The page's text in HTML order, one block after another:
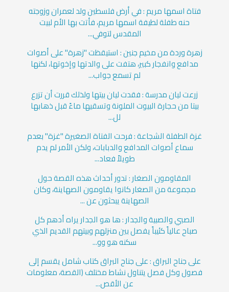
فتاة اسمها مريم : في أرض فلسطين ولد لعمران وزوجته
حنه طفلة لطيفة اسمها مريم، فأتت بها الأم لبيت
المقدس لتوفي...
زهرة وردة من مخيم جنين : استيقظت "زهرة" على أصوات
مدافع وانفجار كبير، هتفت على والدتها وإخوتها، لكنها
لم تسمع جواب...
زرعت ليان مدرسة : فقدت ليان بيتها ولذلك قررت أن تزرع
بيتا من حجارة البيوت الملونة وتسقيها ماءً قبل ذهابها
لل...
غزة الطفلة الشجاعة : فرحت الفتاة الصغيرة "غزة" بعدم
سماع أصوات المدافع والدبابات، ولكن الأمر لم يدم
طويلاً فعاد...
المقاومون الصغار : تدور أحداث هذه القصة حول
مجموعة من الصغار كانوا يقاومون الصهاينة، وكان
الصهاينة يبحثون عن ...
الصبي والصبية والجدار : ها هو الجدار يراه أدهم كل
صباح عالياً كئيباً يفصل بين منزلهم وبيتهم القديم الذي
سكنه هو وو...
على جناح البراق : على جناح البراق كتاب شامل يقسم إلى
فصول وكل فصل يتناول نشاط مختلف (القصة، معلومات
عن الأقص...